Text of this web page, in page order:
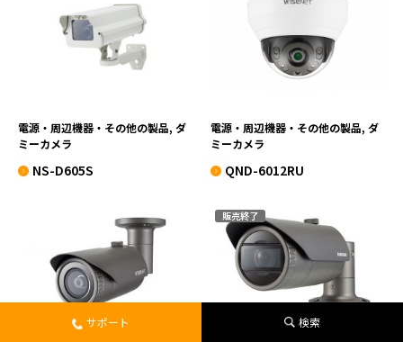
NS-D605S
VIEW MORE
電源・周辺機器・その他の製品, ダ
ミーカメラ
NS-D605S
QND-6012RU
VIEW MORE
電源・周辺機器・その他の製品, ダ
ミーカメラ
QND-6012RU
QNO-6012RU
VIEW MORE
販売終了
QNO-6070RUN
VIEW MORE
サポート 検索